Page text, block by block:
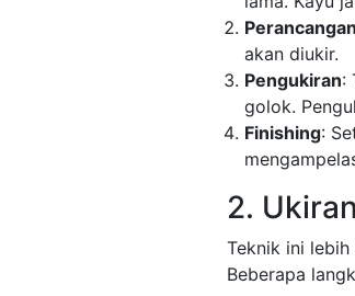
Perancangan
akan diukir.
Pengukiran:
golok.
Finishing:
2.
Teknik ini
Beberapa